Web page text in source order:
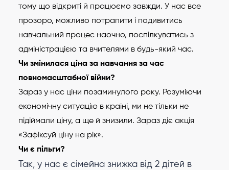
тому що відкриті й працюємо завжди. У нас все
прозоро, можливо потрапити і подивитись
навчальний процес наочно, поспілкуватись з
адміністрацією та вчителями в будь-який час.
Чи змінилася ціна за навчання за час
повномасштабної війни?
Зараз у нас ціни позаминулого року. Розуміючи
економічну ситуацію в країні, ми не тільки не
підіймали ціну, а ще й знизили. Зараз діє акція
«Зафіксуй ціну на рік».
Чи є пільги?
Так, у нас є сімейна знижка від 2 дітей в